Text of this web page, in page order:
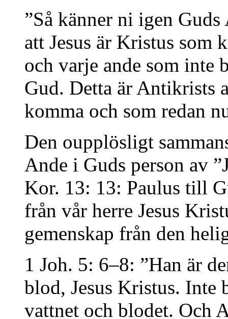
”Så känner ni igen
att Jesus är Kristus som
och varje ande som inte
Gud. Detta är Antikrists
komma och som redan
Den oupplösligt
Ande i Guds person av
Kor. 13: 13: Paulus till
från vår herre Jesus
gemenskap från den
1 Joh. 5: 6–8: ”Han är
blod, Jesus Kristus. Inte
vattnet och blodet. Och